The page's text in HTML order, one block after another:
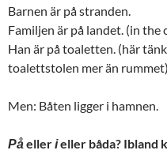
Barnen är på stranden.
Familjen är på landet. (in the
Han är på toaletten. (här
toalettstolen mer än rummet)
Men: Båten ligger i hamnen.
Påellerieller båda? Ibland